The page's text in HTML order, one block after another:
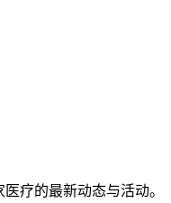
疗的最新动态与活动。